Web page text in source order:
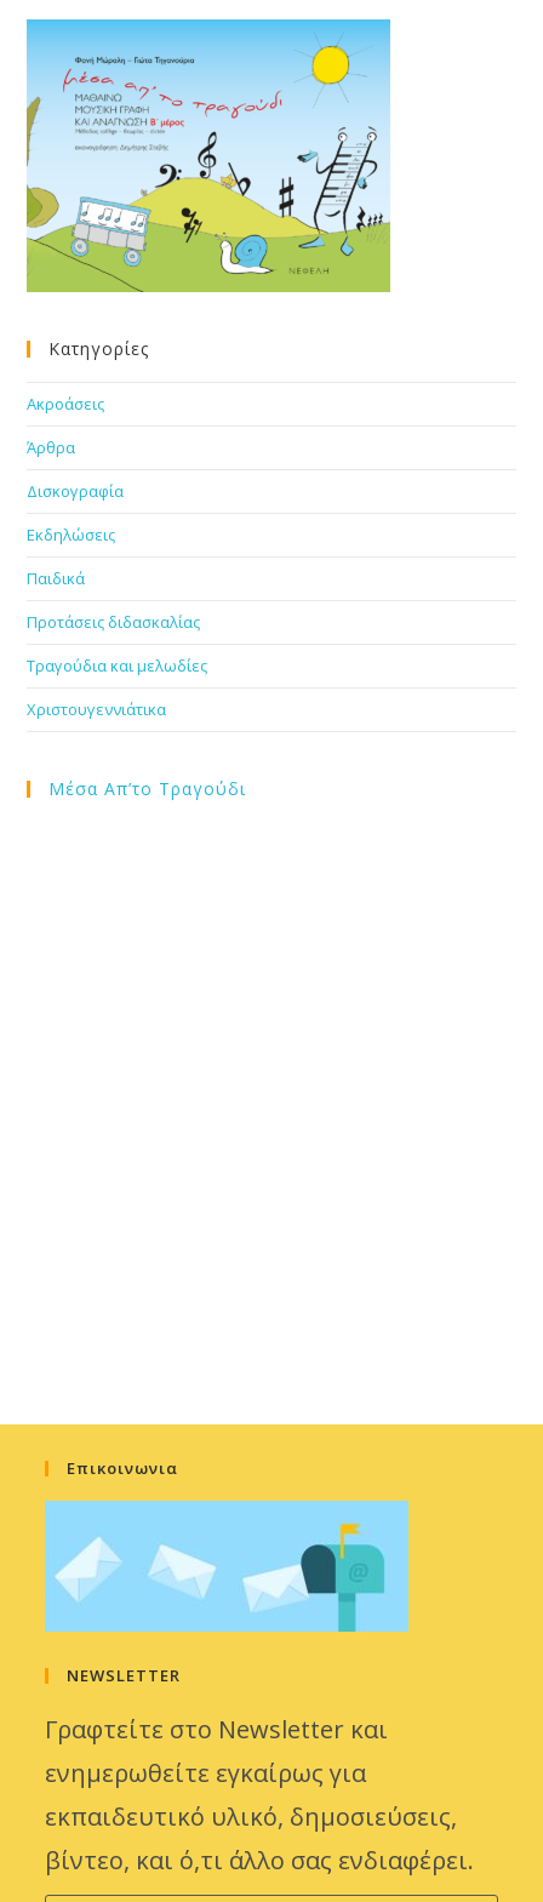
Κατηγορίες
Ακροάσεις
Άρθρα
Δισκογραφία
Εκδηλώσεις
Παιδικά
Προτάσεις διδασκαλίας
Τραγούδια και μελωδίες
Χριστουγεννιάτικα
Μέσα Απ’το Τραγούδι
Επικοινωνια
NEWSLETTER
Γραφτείτε στο Newsletter και
ενημερωθείτε εγκαίρως για
εκπαιδευτικό υλικό, δημοσιεύσεις,
βίντεο, και ό,τι άλλο σας ενδιαφέρει.